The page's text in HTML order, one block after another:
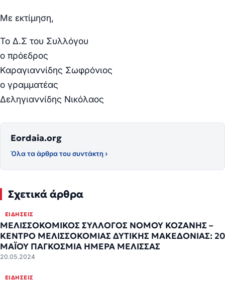
Με εκτίμηση,
Το Δ.Σ του Συλλόγου
ο πρόεδρος
Καραγιαννίδης Σωφρόνιος
ο γραμματέας
Δεληγιαννίδης Νικόλαος
Eordaia.org
Όλα τα άρθρα του συντάκτη ›
Σχετικά άρθρα
ΕΙΔΉΣΕΙΣ
ΜΕΛΙΣΣΟΚΟΜΙΚΟΣ ΣΥΛΛΟΓΟΣ ΝΟΜΟΥ ΚΟΖΑΝΗΣ –
ΚΕΝΤΡΟ ΜΕΛΙΣΣΟΚΟΜΙΑΣ ΔΥΤΙΚΗΣ ΜΑΚΕΔΟΝΙΑΣ: 20
ΜΑΪΟΥ ΠΑΓΚΟΣΜΙΑ ΗΜΕΡΑ ΜΕΛΙΣΣΑΣ
20.05.2024
ΕΙΔΉΣΕΙΣ